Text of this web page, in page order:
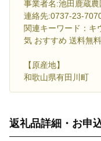
事業者名:池田鹿蔵農
連絡先:0737-23-
関連キーワード：キ
気 おすすめ 送料無
【原産地】
和歌山県有田川町
返礼品詳細・お申